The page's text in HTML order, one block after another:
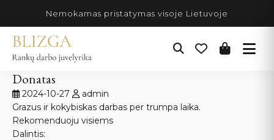
turinio
Nemokamas pristatymas visoje Lietuvoje
Donatas
2024-10-27
admin
Grazus ir kokybiskas darbas per trumpa laika.
Rekomenduoju visiems
Dalintis: